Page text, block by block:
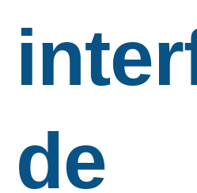
de